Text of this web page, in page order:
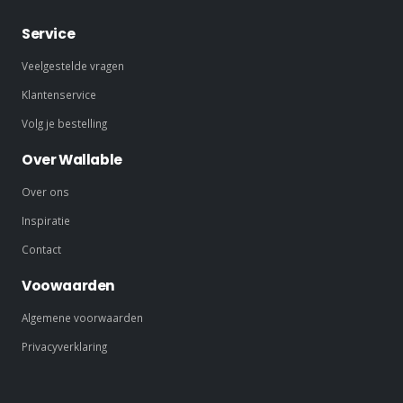
Service
Veelgestelde vragen
Klantenservice
Volg je bestelling
Over Wallable
Over ons
Inspiratie
Contact
Voowaarden
Algemene voorwaarden
Privacyverklaring